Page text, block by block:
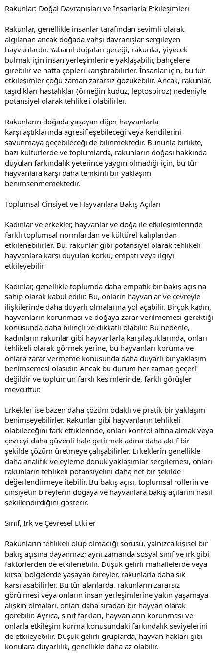
Rakunlar: Doğal Davranışları ve İnsanlarla Etkileşimleri
Rakunlar, genellikle insanlar tarafından sevimli olarak
algılanan ancak doğada vahşi davranışlar sergileyen
hayvanlardır. Yabanıl doğaları gereği, rakunlar, yiyecek
bulmak için insan yerleşimlerine yaklaşabilir, bahçelere
girebilir ve hatta çöpleri karıştırabilirler. İnsanlar için, bu tür
etkileşimler çoğu zaman zararsız gözükebilir. Ancak, rakunlar,
taşıdıkları hastalıklar (örneğin kuduz, leptospiroz) nedeniyle
potansiyel olarak tehlikeli olabilirler.
Rakunların doğada yaşayan diğer hayvanlarla
karşılaştıklarında agresifleşebileceği veya kendilerini
savunmaya geçebileceği de bilinmektedir. Bununla birlikte,
bazı kültürlerde ve toplumlarda, rakunların doğası hakkında
duyulan farkındalık yeterince yaygın olmadığı için, bu tür
hayvanlara karşı daha temkinli bir yaklaşım
benimsenmemektedir.
Toplumsal Cinsiyet ve Hayvanlara Bakış Açıları
Kadınlar ve erkekler, hayvanlar ve doğa ile etkileşimlerinde
farklı toplumsal normlardan ve kültürel kalıplardan
etkilenebilirler. Bu, rakunlar gibi potansiyel olarak tehlikeli
hayvanlara karşı duyulan korku, empati veya ilgiyi
etkileyebilir.
Kadınlar, genellikle toplumda daha empatik bir bakış açısına
sahip olarak kabul edilir. Bu, onların hayvanlar ve çevreyle
ilişkilerinde daha duyarlı olmalarına yol açabilir. Birçok kadın,
hayvanların korunması ve doğaya zarar verilmemesi gerektiği
konusunda daha bilinçli ve dikkatli olabilir. Bu nedenle,
kadınların rakunlar gibi hayvanlarla karşılaştıklarında, onları
tehlikeli olarak görmek yerine, bu hayvanları koruma ve
onlara zarar vermeme konusunda daha duyarlı bir yaklaşım
benimsemesi olasıdır. Ancak bu durum her zaman geçerli
değildir ve toplumun farklı kesimlerinde, farklı görüşler
mevcuttur.
Erkekler ise bazen daha çözüm odaklı ve pratik bir yaklaşım
benimseyebilirler. Rakunlar gibi hayvanların tehlikeli
olabileceğini fark ettiklerinde, onları kontrol altına almak veya
çevreyi daha güvenli hale getirmek adına daha aktif bir
şekilde çözüm üretmeye çalışabilirler. Erkeklerin genellikle
daha analitik ve eyleme dönük yaklaşımlar sergilemesi, onları
rakunların tehlikeli potansiyelini daha net bir şekilde
değerlendirmeye itebilir. Bu bakış açısı, toplumsal rollerin ve
cinsiyetin bireylerin doğaya ve hayvanlara bakış açılarını nasıl
şekillendirdiğini gösterir.
Sınıf, Irk ve Çevresel Etkiler
Rakunların tehlikeli olup olmadığı sorusu, yalnızca kişisel bir
bakış açısına dayanmaz; aynı zamanda sosyal sınıf ve ırk gibi
faktörlerden de etkilenebilir. Düşük gelirli mahallelerde veya
kırsal bölgelerde yaşayan bireyler, rakunlarla daha sık
karşılaşabilirler. Bu tür alanlarda, rakunların zararsız
görülmesi veya onların insan yerleşimlerine yakın yaşamaya
alışkın olmaları, onları daha sıradan bir hayvan olarak
görebilir. Ayrıca, sınıf farkları, hayvanların korunması ve
onlarla etkileşim kurma konusundaki farkındalık seviyelerini
de etkileyebilir. Düşük gelirli gruplarda, hayvan hakları gibi
konulara duyarlılık, genellikle daha az olabilir.